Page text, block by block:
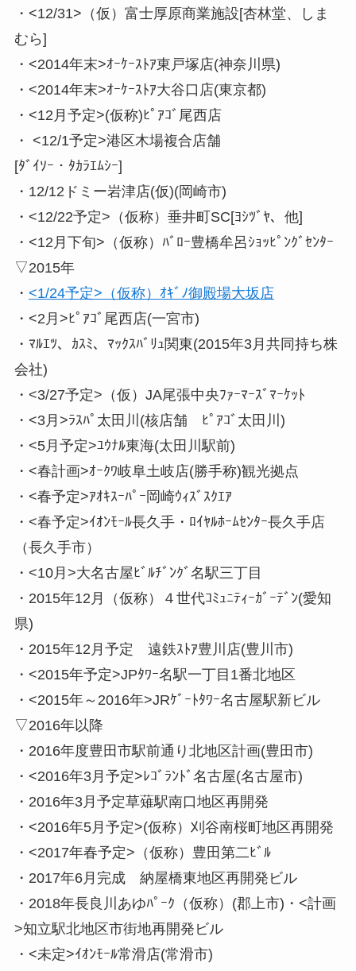
・<12/31>（仮）富士厚原商業施設[杏林堂、しま
むら]
・<2014年末>ｵｰｹｰｽﾄｱ東戸塚店(神奈川県)
・<2014年末>ｵｰｹｰｽﾄｱ大谷口店(東京都)
・<12月予定>(仮称)ﾋﾟｱｺﾞ尾西店
・ <12/1予定>港区木場複合店舗
[ﾀﾞｲｿｰ・ﾀｶﾗｴﾑｼｰ]
・12/12ドミー岩津店(仮)(岡崎市)
・<12/22予定>（仮称）垂井町SC[ﾖｼﾂﾞﾔ、他]
・<12月下旬>（仮称）ﾊﾞﾛｰ豊橋牟呂ｼｮｯﾋﾟﾝｸﾞｾﾝﾀｰ
▽2015年
・ <1/24予定>（仮称）ｵｷﾞﾉ御殿場大坂店
・<2月>ﾋﾟｱｺﾞ尾西店(一宮市)
・ﾏﾙｴﾂ、ｶｽﾐ、ﾏｯｸｽﾊﾞﾘｭ関東(2015年3月共同持ち株
会社)
・<3/27予定>（仮）JA尾張中央ﾌｧｰﾏｰｽﾞﾏｰｹｯﾄ
・<3月>ﾗｽﾊﾟ太田川(核店舗 ﾋﾟｱｺﾞ太田川)
・<5月予定>ﾕｳﾅﾙ東海(太田川駅前)
・<春計画>ｵｰｸﾜ岐阜土岐店(勝手称)観光拠点
・<春予定>ｱｵｷｽｰﾊﾟｰ岡崎ｳｨｽﾞｽｸｴｱ
・<春予定>ｲｵﾝﾓｰﾙ長久手・ﾛｲﾔﾙﾎｰﾑｾﾝﾀｰ長久手店
（長久手市）
・<10月>大名古屋ﾋﾞﾙﾁﾞﾝｸﾞ名駅三丁目
・2015年12月（仮称）４世代ｺﾐｭﾆﾃｨｰｶﾞｰﾃﾞﾝ(愛知
県)
・2015年12月予定 遠鉄ｽﾄｱ豊川店(豊川市)
・<2015年予定>JPﾀﾜｰ名駅一丁目1番北地区
・<2015年～2016年>JRｹﾞｰﾄﾀﾜｰ名古屋駅新ビル
▽2016年以降
・2016年度豊田市駅前通り北地区計画(豊田市)
・<2016年3月予定>ﾚｺﾞﾗﾝﾄﾞ名古屋(名古屋市)
・2016年3月予定草薙駅南口地区再開発
・<2016年5月予定>(仮称）刈谷南桜町地区再開発
・<2017年春予定>（仮称）豊田第二ﾋﾞﾙ
・2017年6月完成 納屋橋東地区再開発ビル
・2018年長良川あゆﾊﾟｰｸ（仮称）(郡上市)・<計画
>知立駅北地区市街地再開発ビル
・<未定>ｲｵﾝﾓｰﾙ常滑店(常滑市)